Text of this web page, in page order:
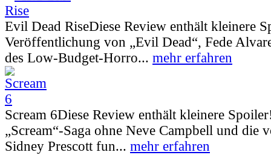
Evil Dead RiseDiese Review enthält kleinere
Veröffentlichung von „Evil Dead“, Fede
des Low-Budget-Horro... mehr erfahren
Scream 6Diese Review enthält kleinere
„Scream“-Saga ohne Neve Campbell und die
Sidney Prescott fun... mehr erfahren